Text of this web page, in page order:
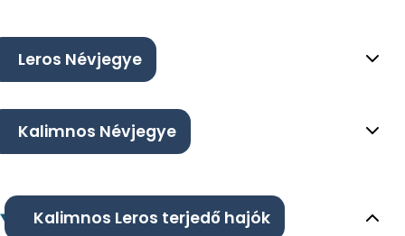
Leros Névjegye
Kalimnos Névjegye
Kalimnos Leros terjedő hajók